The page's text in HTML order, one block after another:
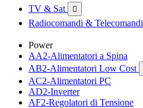
TV & Sat 
Radiocomandi & Telecomandi
Power
AA2-Alimentatori a Spina
AB2-Alimentatori Low Cost
AC2-Alimentatori PC
AD2-Inverter
AF2-Regolatori di Tensione